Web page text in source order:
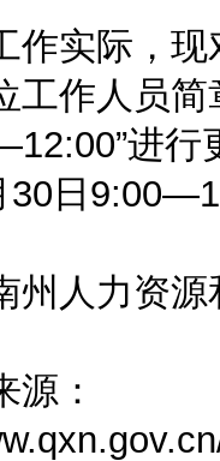
实际，现
工作人员
进行
30日
人力资源
：